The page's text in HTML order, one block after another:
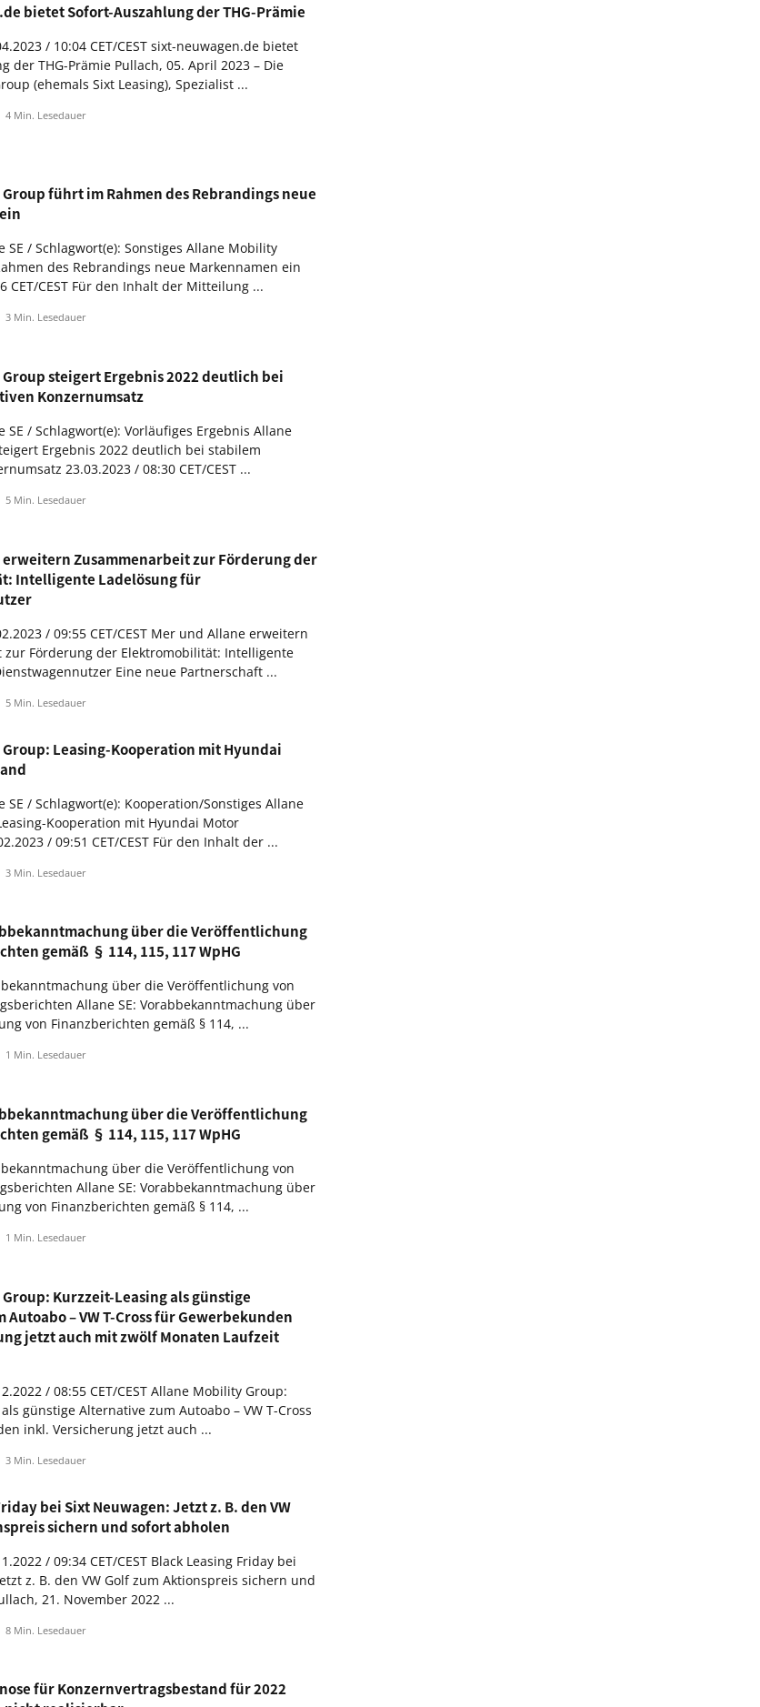
bietet Sofort-Auszahlung der THG-Prämie
/ 10:04 CET/CEST sixt-neuwagen.de bietet
der THG-Prämie Pullach, 05. April 2023 – Die
(ehemals Sixt Leasing), Spezialist ...
4 Min. Lesedauer
führt im Rahmen des Rebrandings neue
SE / Schlagwort(e): Sonstiges Allane Mobility
des Rebrandings neue Markennamen ein
CET/CEST Für den Inhalt der Mitteilung ...
3 Min. Lesedauer
steigert Ergebnis 2022 deutlich bei
Konzernumsatz
SE / Schlagwort(e): Vorläufiges Ergebnis Allane
Ergebnis 2022 deutlich bei stabilem
23.03.2023 / 08:30 CET/CEST ...
5 Min. Lesedauer
erweitern Zusammenarbeit zur Förderung der
Intelligente Ladelösung für
/ 09:55 CET/CEST Mer und Allane erweitern
zur Förderung der Elektromobilität: Intelligente
Eine neue Partnerschaft ...
5 Min. Lesedauer
Leasing-Kooperation mit Hyundai
SE / Schlagwort(e): Kooperation/Sonstiges Allane
Kooperation mit Hyundai Motor
/ 09:51 CET/CEST Für den Inhalt der ...
3 Min. Lesedauer
über die Veröffentlichung
gemäß § 114, 115, 117 WpHG
über die Veröffentlichung von
Allane SE: Vorabbekanntmachung über
von Finanzberichten gemäß § 114, ...
1 Min. Lesedauer
über die Veröffentlichung
gemäß § 114, 115, 117 WpHG
über die Veröffentlichung von
Allane SE: Vorabbekanntmachung über
von Finanzberichten gemäß § 114, ...
1 Min. Lesedauer
Kurzzeit-Leasing als günstige
– VW T-Cross für Gewerbekunden
jetzt auch mit zwölf Monaten Laufzeit
/ 08:55 CET/CEST Allane Mobility Group:
günstige Alternative zum Autoabo – VW T-Cross
inkl. Versicherung jetzt auch ...
3 Min. Lesedauer
bei Sixt Neuwagen: Jetzt z. B. den VW
sichern und sofort abholen
/ 09:34 CET/CEST Black Leasing Friday bei
z. B. den VW Golf zum Aktionspreis sichern und
21. November 2022 ...
8 Min. Lesedauer
für Konzernvertragsbestand für 2022